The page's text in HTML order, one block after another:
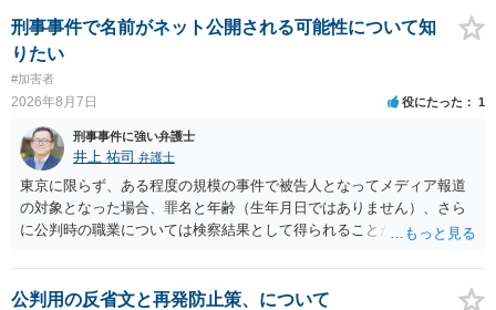
刑事事件で名前がネット公開される可能性について知
りたい
#加害者
2026年8月7日 役にたった 1
刑事事件に強い弁護士
井上 祐司 弁護士
東京に限らず、ある程度の規模の事件で被告人となってメディア報道
の対象となった場合、罪名と年齢（生年月日ではありません）、さら
に公判時の職業については検察結果として得られることが通常です。
公判用の反省文と再発防止策、について